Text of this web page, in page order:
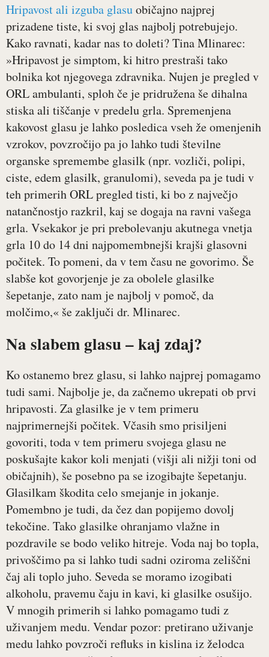
Hripavost ali izguba glasuobičajno najprej
prizadene tiste, ki svoj glas najbolj potrebujejo.
Kako ravnati, kadar nas to doleti? Tina Mlinarec:
»Hripavost je simptom, ki hitro prestraši tako
bolnika kot njegovega zdravnika. Nujen je pregled v
ORL ambulanti, sploh če je pridružena še dihalna
stiska ali tiščanje v predelu grla. Spremenjena
kakovost glasu je lahko posledica vseh že omenjenih
vzrokov, povzročijo pa jo lahko tudi številne
organske spremembe glasilk (npr. vozliči, polipi,
ciste, edem glasilk, granulomi), seveda pa je tudi v
teh primerih ORL pregled tisti, ki bo z največjo
natančnostjo razkril, kaj se dogaja na ravni vašega
grla. Vsekakor je pri prebolevanju akutnega vnetja
grla 10 do 14 dni najpomembnejši krajši glasovni
počitek. To pomeni, da v tem času ne govorimo. Še
slabše kot govorjenje je za obolele glasilke
šepetanje, zato nam je najbolj v pomoč, da
molčimo,« še zaključi dr. Mlinarec.
Na slabem glasu – kaj zdaj?
Ko ostanemo brez glasu, si lahko najprej pomagamo
tudi sami. Najbolje je, da začnemo ukrepati ob prvi
hripavosti. Za glasilke je v tem primeru
najprimernejši počitek. Včasih smo prisiljeni
govoriti, toda v tem primeru svojega glasu ne
poskušajte kakor koli menjati (višji ali nižji toni od
običajnih), še posebno pa se izogibajte šepetanju.
Glasilkam škodita celo smejanje in jokanje.
Pomembno je tudi, da čez dan popijemo dovolj
tekočine. Tako glasilke ohranjamo vlažne in
pozdravile se bodo veliko hitreje. Voda naj bo topla,
privoščimo pa si lahko tudi sadni oziroma zeliščni
čaj ali toplo juho. Seveda se moramo izogibati
alkoholu, pravemu čaju in kavi, ki glasilke osušijo.
V mnogih primerih si lahko pomagamo tudi z
uživanjem medu. Vendar pozor: pretirano uživanje
medu lahko povzroči refluks in kislina iz želodca